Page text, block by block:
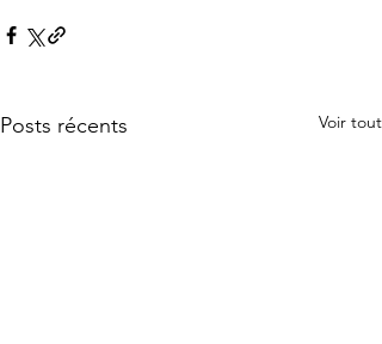
Posts récents Voir tout